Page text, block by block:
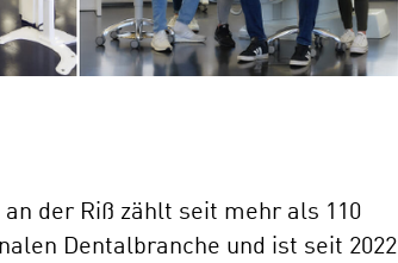
der Riß zählt seit mehr als 110
Dentalbranche und ist seit 2022